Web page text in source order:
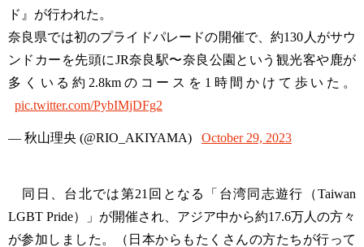
ド』が行われた。
奈良県では初のプライドパレードの開催で、約130人がサウ
ンドカーを先頭にJR奈良駅〜奈良公園という観光客や鹿が
多くいる約2.8kmのコースを1時間かけて歩いた。
pic.twitter.com/PybIMjDFg2
— 秋山理央 (@RIO_AKIYAMA) October 29, 2023
同日、台北では第21回となる「台湾同志遊行（Taiwan
LGBT Pride）」が開催され、アジア中から約17.6万人の方々
が参加しました。（日本からもたくさんの方たちが行って